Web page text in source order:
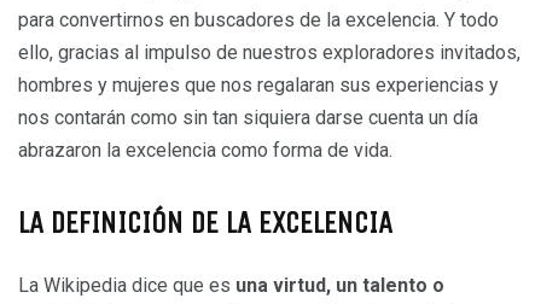
para convertirnos en buscadores de la excelencia. Y todo
ello, gracias al impulso de nuestros exploradores invitados,
hombres y mujeres que nos regalaran sus experiencias y
nos contarán como sin tan siquiera darse cuenta un día
abrazaron la excelencia como forma de vida.
LA DEFINICIÓN DE LA EXCELENCIA
La Wikipedia dice que es una virtud, un talento o